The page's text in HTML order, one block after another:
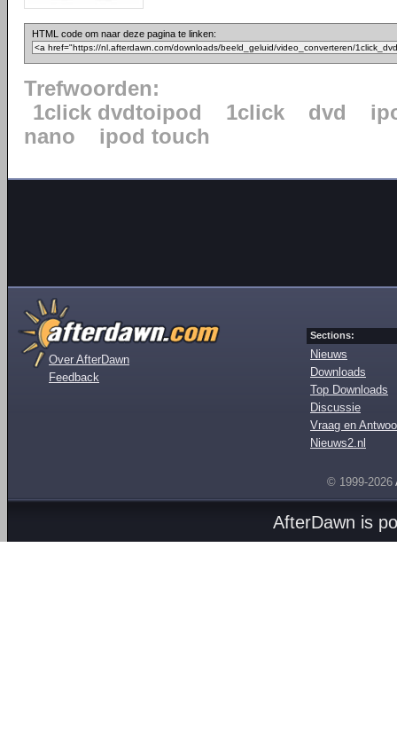
HTML code om naar deze pagina te linken:
Trefwoorden:
1click dvdtoipod
1click dvd
nano
ipod touch
Over AfterDawn
Feedback
Sections:
Nieuws
Downloads
Top Downloads
Discussie
Vraag en
Nieuws2.nl
© 1999-2026
AfterDawn is